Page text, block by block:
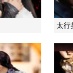
太行